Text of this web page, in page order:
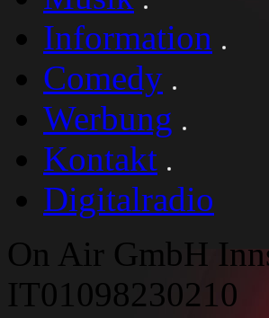
Information
Comedy
Werbung
Kontakt
Digitalradio
On Air GmbH
IT01098230210